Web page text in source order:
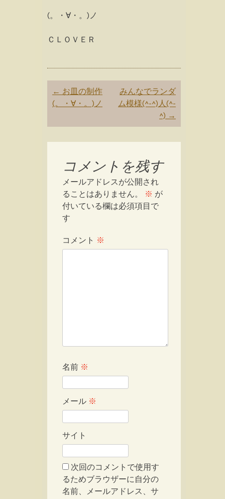
(。・∀・。)ノ
ＣＬＯＶＥＲ
Post
navigation
← お皿の制作
(。・∀・。)ノ
みんなでランダ
ム模様(^-^)人(^-
^) →
コメントを残す
メールアドレスが公開され
ることはありません。
※ が
付いている欄は必須項目で
す
コメント ※
名前 ※
メール ※
サイト
次回のコメントで使用す
るためブラウザーに自分の
名前、メールアドレス、サ